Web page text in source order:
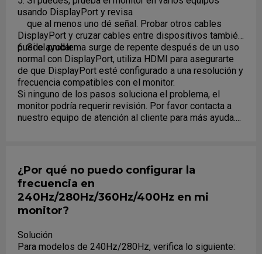
usando DisplayPort y revisa
que al menos uno dé señal. Probar otros cables
DisplayPort y cruzar cables entre dispositivos también
puede ayudar.
6. Si el problema surge de repente después de un uso
normal con DisplayPort, utiliza HDMI para asegurarte
de que DisplayPort esté configurado a una resolución y
frecuencia compatibles con el monitor.
Si ninguno de los pasos soluciona el problema, el
monitor podría requerir revisión. Por favor contacta a
nuestro equipo de atención al cliente para más ayuda....
¿Por qué no puedo configurar la
frecuencia en
240Hz/280Hz/360Hz/400Hz en mi
monitor?
Solución
Para modelos de 240Hz/280Hz, verifica lo siguiente: